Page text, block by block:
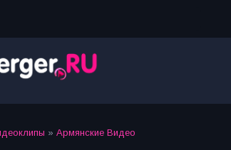
» Армянские Видео